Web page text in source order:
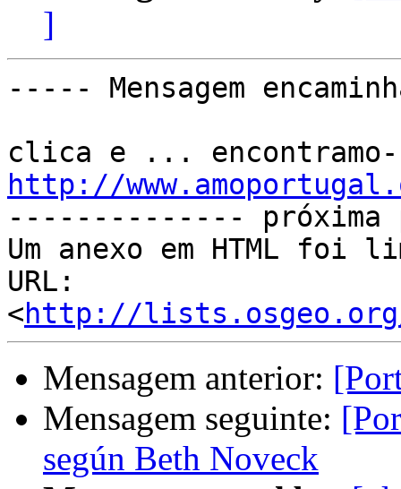
]
----- Mensagem
http://
--------------
Um anexo em HTML foi
URL:
<http://lists.osgeo.org/
Mensagem anterior:
Mensagem seguinte:
según Beth Noveck